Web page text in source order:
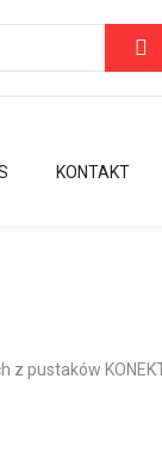
KONTAKT
pustaków